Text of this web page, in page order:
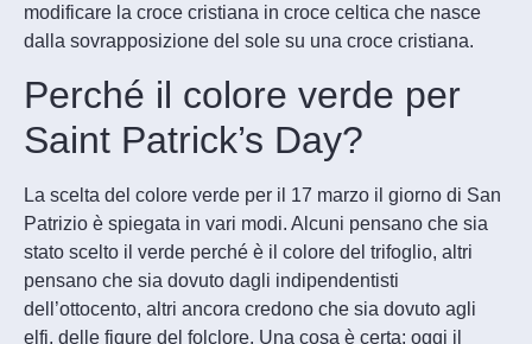
modificare la croce cristiana in croce celtica che nasce
dalla sovrapposizione del sole su una croce cristiana.
Perché il colore verde per
Saint Patrick’s Day?
La scelta del colore verde per il 17 marzo il giorno di San
Patrizio è spiegata in vari modi. Alcuni pensano che sia
stato scelto il verde perché è il colore del trifoglio, altri
pensano che sia dovuto dagli indipendentisti
dell’ottocento, altri ancora credono che sia dovuto agli
elfi, delle figure del folclore. Una cosa è certa: oggi il